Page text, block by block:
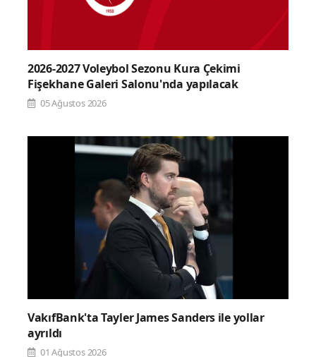
2026-2027 Voleybol Sezonu Kura Çekimi
Fişekhane Galeri Salonu'nda yapılacak
05 Ağustos 2026
VakıfBank'ta Tayler James Sanders ile yollar
ayrıldı
01 Ağustos 2026